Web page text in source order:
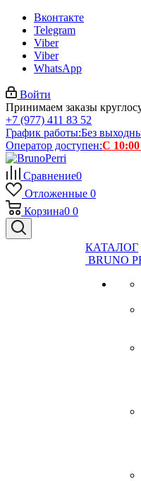
Вконтакте
Telegram
Viber
Viber
WhatsApp
Войти
Принимаем заказы
+7 (977) 411 83 52
График работы:Без
Оператор доступен:С 10:00
Сравнение0
Отложенные 0
Корзина0 0
КАТАЛОГ
BRUNO